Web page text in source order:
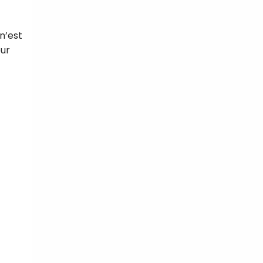
les
pour vous
le lien de
plus et